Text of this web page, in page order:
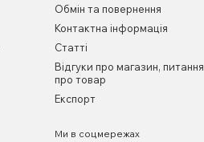
Обмін та повернення
Контактна інформація
Статті
Відгуки про магазин, питання
про товар
Експорт
Ми в соцмережах